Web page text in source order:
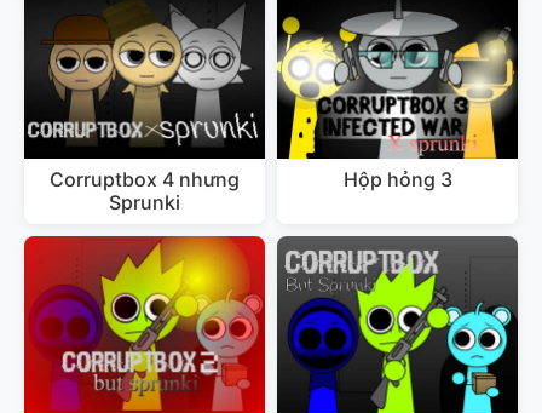
Corruptbox 4 nhưng
Sprunki
Hộp hỏng 3